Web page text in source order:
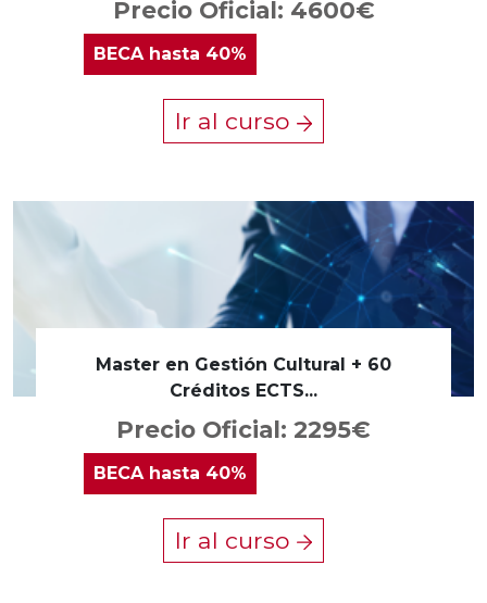
Precio Oficial: 4600€
BECAhasta 40%
Ir al curso
Master en Gestión Cultural + 60
Créditos ECTS...
Precio Oficial: 2295€
BECA hasta 40%
Ir al curso